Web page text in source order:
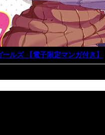
ルズ 【電子限定マンガ付き】